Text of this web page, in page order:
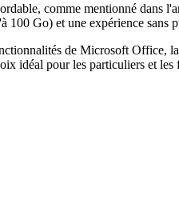
comme mentionné dans
100 Go) et une expérience
de Microsoft Office,
idéal pour les particuliers et les